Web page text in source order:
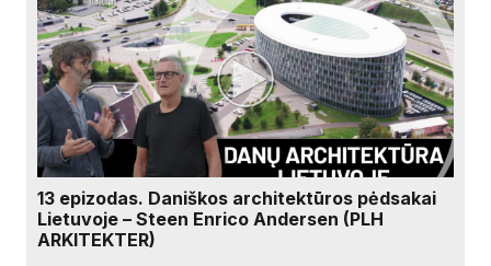
13 epizodas. Daniškos architektūros pėdsakai
Lietuvoje – Steen Enrico Andersen (PLH
ARKITEKTER)